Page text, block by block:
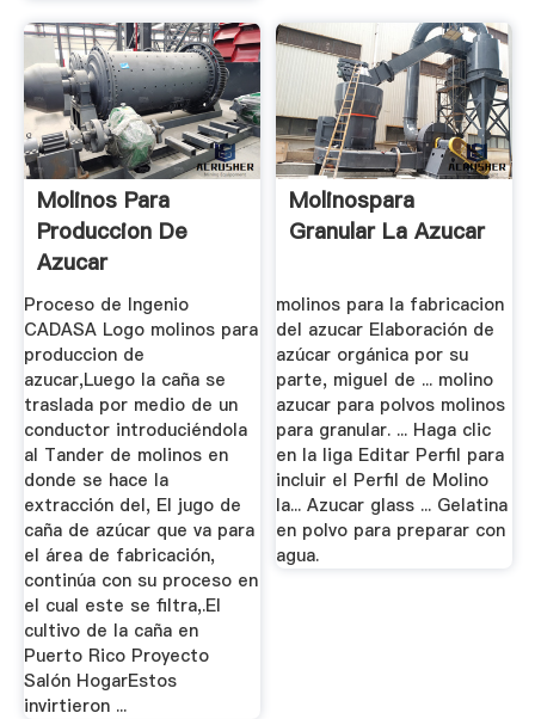
Molinos Para
Produccion De
Azucar
Proceso de Ingenio
CADASA Logo molinos para
produccion de
azucar,Luego la caña se
traslada por medio de un
conductor introduciéndola
al Tander de molinos en
donde se hace la
extracción del, El jugo de
caña de azúcar que va para
el área de fabricación,
continúa con su proceso en
el cual este se filtra,.El
cultivo de la caña en
Puerto Rico Proyecto
Salón HogarEstos
invirtieron ...
Molinospara
Granular La Azucar
molinos para la fabricacion
del azucar Elaboración de
azúcar orgánica por su
parte, miguel de ... molino
azucar para polvos molinos
para granular. ... Haga clic
en la liga Editar Perfil para
incluir el Perfil de Molino
la... Azucar glass ... Gelatina
en polvo para preparar con
agua.